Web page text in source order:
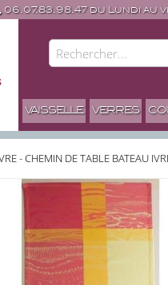
06.07.83.98.47 du Lundi au
VAISSELLE VERRES
- CHEMIN DE TABLE BATEAU